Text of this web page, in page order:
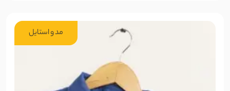
مد و استایل